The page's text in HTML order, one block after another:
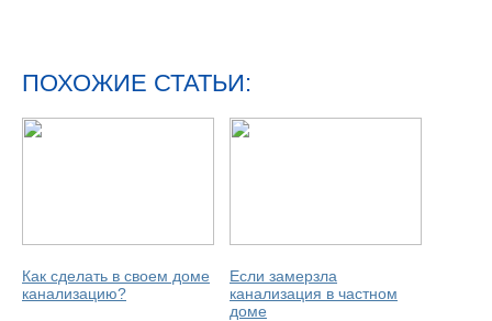
ПОХОЖИЕ СТАТЬИ:
Как сделать в своем доме
канализацию?
Если замерзла
канализация в частном
доме